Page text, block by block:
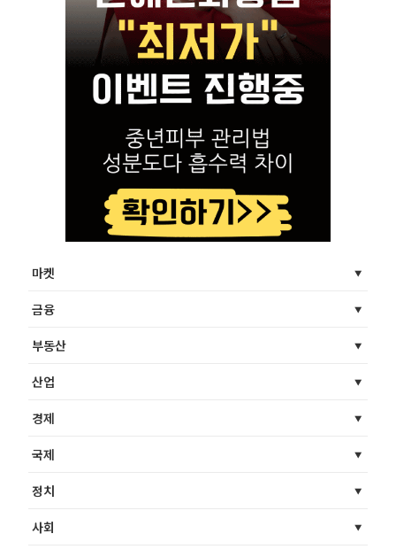
마켓
금융
부동산
산업
경제
국제
정치
사회